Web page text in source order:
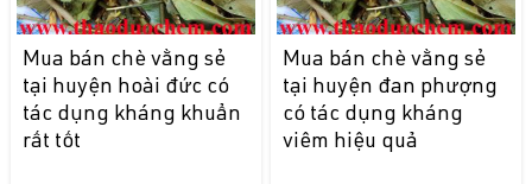
Mua bán chè vằng sẻ
tại huyện hoài đức có
tác dụng kháng khuẩn
rất tốt
Mua bán chè vằng sẻ
tại huyện đan phượng
có tác dụng kháng
viêm hiệu quả